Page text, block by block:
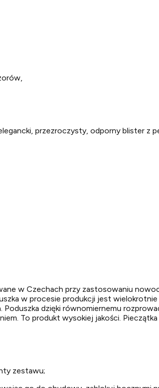
przezroczysty, odporny blister z
w Czechach przy zastosowaniu
w procesie produkcji jest
Poduszka dzięki równomiernemu
To produkt wysokiej jakości.
zestawu;